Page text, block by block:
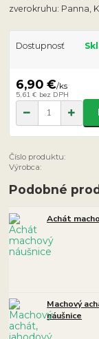
zverokruhu: Panna,
Dostupnosť
6,90 €/ks
5,61 € bez DPH
Číslo produktu:
Výrobca:
Podobné
Achát
Machový
náušnice